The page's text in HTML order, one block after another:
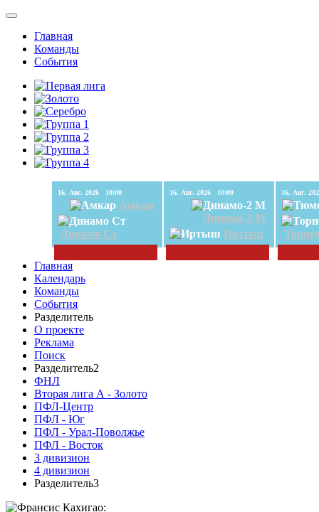
Главная
Команды
События
16. Авг. 2026 10:00
Амкар
Динамо Ст
16. Авг. 2026 10:00
Динамо-2 М
Иртыш
Главная
Календарь
Команды
События
Разделитель
О проекте
Реклама
Поиск
Разделитель2
ФНЛ
Вторая лига А - Золото
ПФЛ-Центр
ПФЛ - Юг
ПФЛ - Урал-Поволжье
ПФЛ - Восток
3 дивизион
4 дивизион
Разделитель3